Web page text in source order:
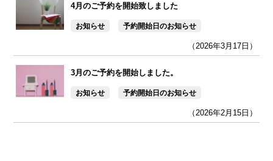
4月のご予約を開始致しました
お知らせ 予約開始日のお知らせ
（2026年3月17日）
3月のご予約を開始しました。
お知らせ 予約開始日のお知らせ
（2026年2月15日）